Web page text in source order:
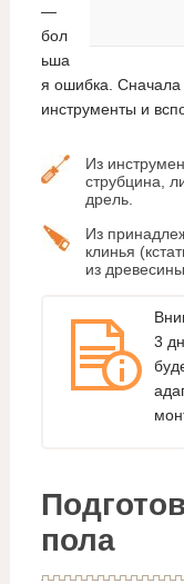
—
бол
ьша
я ошибка. Сначала
инструменты и
Из
струбцина,
дрель.
Из
клинья
из
3
пола